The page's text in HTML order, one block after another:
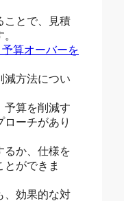
ことで、見積
算オーバーを
減方法につい
予算を削減す
ローチがあり
るか、仕様を
ができま
、効果的な対